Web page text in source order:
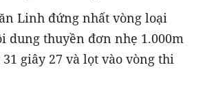
Linh đứng nhất vòng loại
dung thuyền đơn nhẹ 1.000m
giây 27 và lọt vào vòng thi